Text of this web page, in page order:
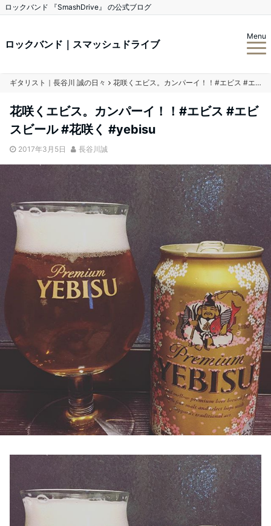
ロックバンド 『SmashDrive』 の公式ブログ
ロックバンド｜スマッシュドライブ
Menu
ギタリスト｜長谷川 誠の日々 花咲くエビス。カンパーイ！！#エビス #エビスビール #花咲く #yebisu
花咲くエビス。カンパーイ！！#エビス #エビ
スビール #花咲く #yebisu
2017年3月5日 長谷川誠